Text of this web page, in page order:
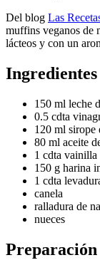
Del blog Las
muffins veganos de
lácteos y con un
Ingredientes
150 ml leche
0.5 cdta
120 ml sirope
80 ml aceite
1 cdta vainilla
150 g harina
1 cdta
canela
ralladura de
nueces
Preparación